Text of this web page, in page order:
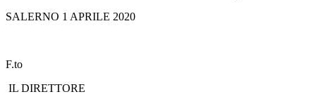
SALERNO 1 APRILE 2020
F.to
IL DIRETTORE